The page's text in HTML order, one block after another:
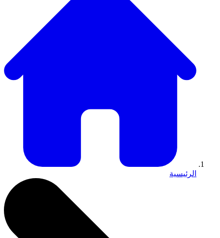
الرئيسية